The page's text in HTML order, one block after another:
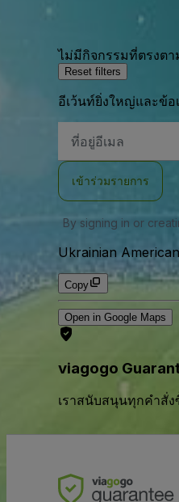
ไม่มีกิจกรรมที่ตรงต
Reset filters
อีเว้นท์ยิ่งใหญ่และข้อ
อยู่
เข้าร่วมรายการ
By signing in or
Ukrainian
Copy
Open in Google Maps
viagogo
เราสนับสนุนทุกคําสั่